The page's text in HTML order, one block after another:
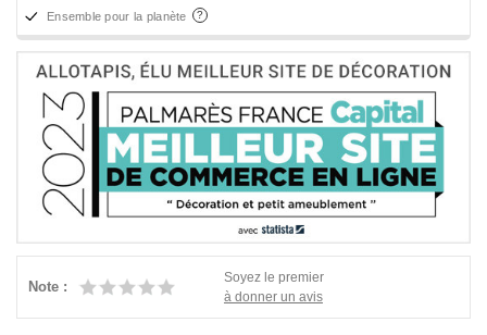
Ensemble pour la planète
Note :
Soyez le premier
à donner un avis